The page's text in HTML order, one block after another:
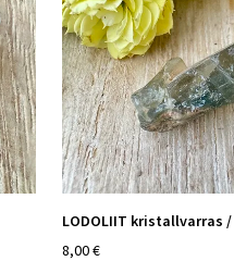
LODOLIIT kristallvarras
8,00 €